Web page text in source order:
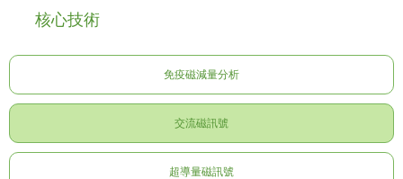
在
這
裡
核心技術
免疫磁減量分析
交流磁訊號
超導量磁訊號